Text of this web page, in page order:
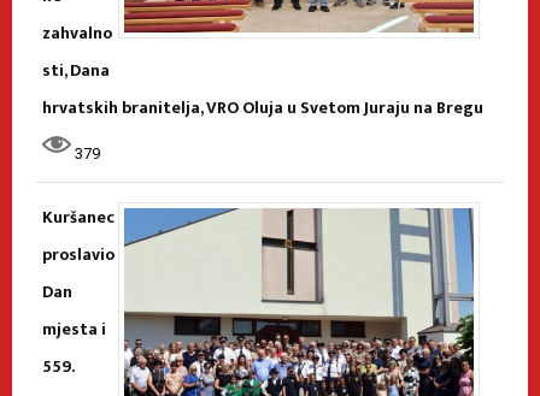
zahvalno
sti, Dana
hrvatskih branitelja, VRO Oluja u Svetom Juraju na Bregu
379
Kuršanec
proslavio
Dan
mjesta i
559.